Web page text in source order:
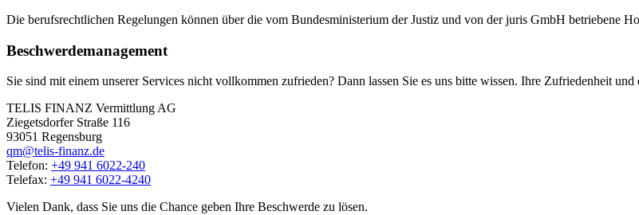
Die berufsrechtlichen Regelungen können über die vom Bundesministerium der Justiz und von der juris GmbH betriebene
Beschwerdemanagement
Sie sind mit einem unserer Services nicht vollkommen zufrieden? Dann lassen Sie es uns bitte wissen. Ihre Zufriedenheit
TELIS FINANZ Vermittlung AG
Ziegetsdorfer Straße 116
93051 Regensburg
qm@telis-finanz.de
Telefon: +49 941 6022-240
Telefax: +49 941 6022-4240
Vielen Dank, dass Sie uns die Chance geben Ihre Beschwerde zu lösen.